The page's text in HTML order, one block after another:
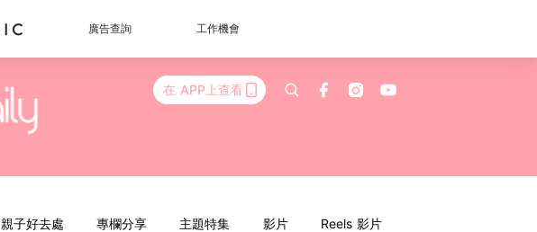
廣告查詢 工作機會
在 APP上查看
親子好去處 專欄分享 主題特集 影片 Reels 影片